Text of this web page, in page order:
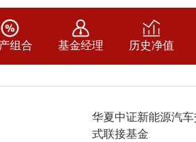
组合 基金经理 历史净值
华夏中证新能源汽
式联接基金